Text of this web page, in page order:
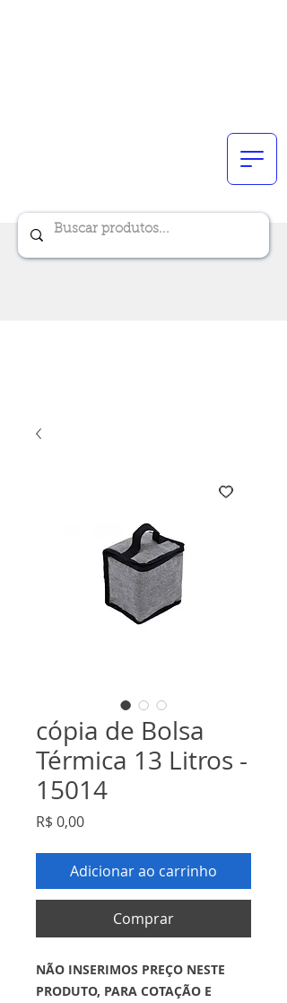
cópia de Bolsa
Térmica 13 Litros -
15014
R$ 0,00Preço
Adicionar ao carrinho
Comprar
NÃO INSERIMOS PREÇO NESTE
PRODUTO, PARA COTAÇÃO E